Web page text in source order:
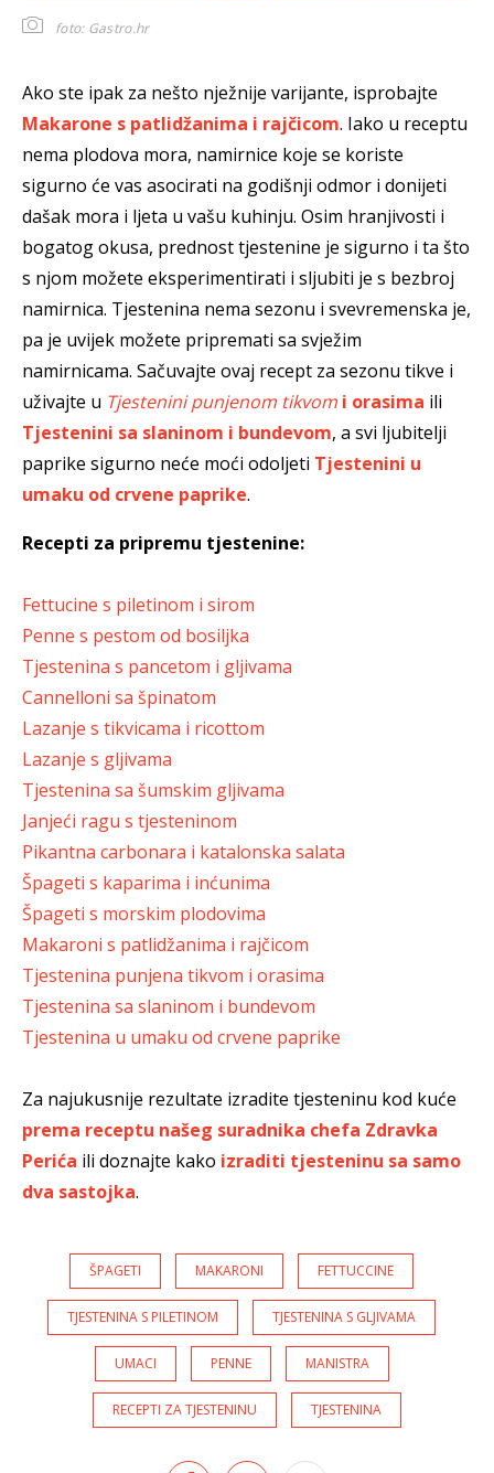
foto: Gastro.hr
Ako ste ipak za nešto nježnije varijante, isprobajte
Makarone s patlidžanima i rajčicom. Iako u receptu
nema plodova mora, namirnice koje se koriste
sigurno će vas asocirati na godišnji odmor i donijeti
dašak mora i ljeta u vašu kuhinju. Osim hranjivosti i
bogatog okusa, prednost tjestenine je sigurno i ta što
s njom možete eksperimentirati i sljubiti je s bezbroj
namirnica. Tjestenina nema sezonu i svevremenska je,
pa je uvijek možete pripremati sa svježim
namirnicama. Sačuvajte ovaj recept za sezonu tikve i
uživajte u Tjestenini punjenom tikvom i orasima ili
Tjestenini sa slaninom i bundevom, a svi ljubitelji
paprike sigurno neće moći odoljeti Tjestenini u
umaku od crvene paprike.
Recepti za pripremu tjestenine:
Fettucine s piletinom i sirom
Penne s pestom od bosiljka
Tjestenina s pancetom i gljivama
Cannelloni sa špinatom
Lazanje s tikvicama i ricottom
Lazanje s gljivama
Tjestenina sa šumskim gljivama
Janjeći ragu s tjesteninom
Pikantna carbonara i katalonska salata
Špageti s kaparima i inćunima
Špageti s morskim plodovima
Makaroni s patlidžanima i rajčicom
Tjestenina punjena tikvom i orasima
Tjestenina sa slaninom i bundevom
Tjestenina u umaku od crvene paprike
Za najukusnije rezultate izradite tjesteninu kod kuće
prema receptu našeg suradnika chefa Zdravka
Perića ili doznajte kako izraditi tjesteninu sa samo
dva sastojka.
ŠPAGETI MAKARONI FETTUCCINE
TJESTENINA S PILETINOM TJESTENINA S GLJIVAMA
UMACI PENNE MANISTRA
RECEPTI ZA TJESTENINU TJESTENINA